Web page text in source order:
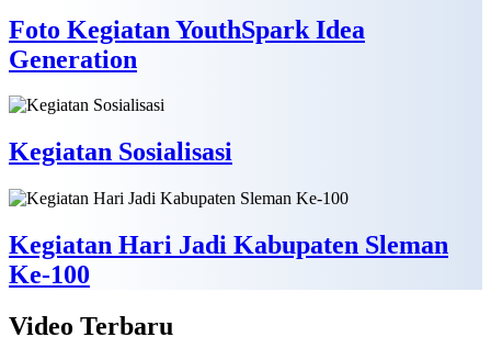
Foto Kegiatan YouthSpark Idea
Generation
Kegiatan Sosialisasi
Kegiatan Hari Jadi Kabupaten Sleman
Ke-100
Video Terbaru